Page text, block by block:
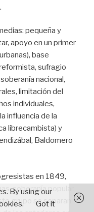
pequeña y
apoyo en un primer
base
sufragio
nacional,
limitación del
individuales,
influencia de la
librecambista) y
Baldomero
en 1849,
soberanía popular,
grupo se separan
By using our
Got it